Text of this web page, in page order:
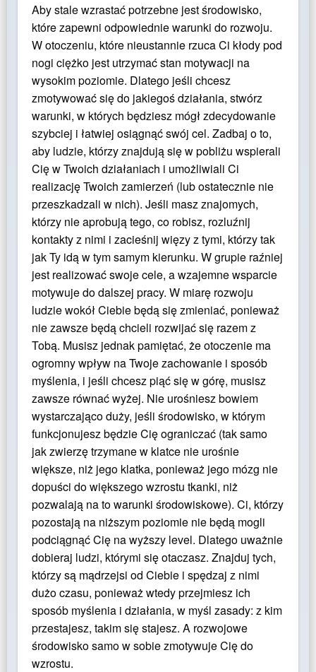
Aby stale wzrastać potrzebne jest środowisko,
które zapewni odpowiednie warunki do rozwoju.
W otoczeniu, które nieustannie rzuca Ci kłody pod
nogi ciężko jest utrzymać stan motywacji na
wysokim poziomie. Dlatego jeśli chcesz
zmotywować się do jakiegoś działania, stwórz
warunki, w których będziesz mógł zdecydowanie
szybciej i łatwiej osiągnąć swój cel. Zadbaj o to,
aby ludzie, którzy znajdują się w pobliżu wspierali
Cię w Twoich działaniach i umożliwiali Ci
realizację Twoich zamierzeń (lub ostatecznie nie
przeszkadzali w nich). Jeśli masz znajomych,
którzy nie aprobują tego, co robisz, rozluźnij
kontakty z nimi i zacieśnij więzy z tymi, którzy tak
jak Ty idą w tym samym kierunku. W grupie raźniej
jest realizować swoje cele, a wzajemne wsparcie
motywuje do dalszej pracy. W miarę rozwoju
ludzie wokół Ciebie będą się zmieniać, ponieważ
nie zawsze będą chcieli rozwijać się razem z
Tobą. Musisz jednak pamiętać, że otoczenie ma
ogromny wpływ na Twoje zachowanie i sposób
myślenia, i jeśli chcesz piąć się w górę, musisz
zawsze równać wyżej. Nie urośniesz bowiem
wystarczająco duży, jeśli środowisko, w którym
funkcjonujesz będzie Cię ograniczać (tak samo
jak zwierzę trzymane w klatce nie urośnie
większe, niż jego klatka, ponieważ jego mózg nie
dopuści do większego wzrostu tkanki, niż
pozwalają na to warunki środowiskowe). Ci, którzy
pozostają na niższym poziomie nie będą mogli
podciągnąć Cię na wyższy level. Dlatego uważnie
dobieraj ludzi, którymi się otaczasz. Znajduj tych,
którzy są mądrzejsi od Ciebie i spędzaj z nimi
dużo czasu, ponieważ wtedy przejmiesz ich
sposób myślenia i działania, w myśl zasady: z kim
przestajesz, takim się stajesz. A rozwojowe
środowisko samo w sobie zmotywuje Cię do
wzrostu.